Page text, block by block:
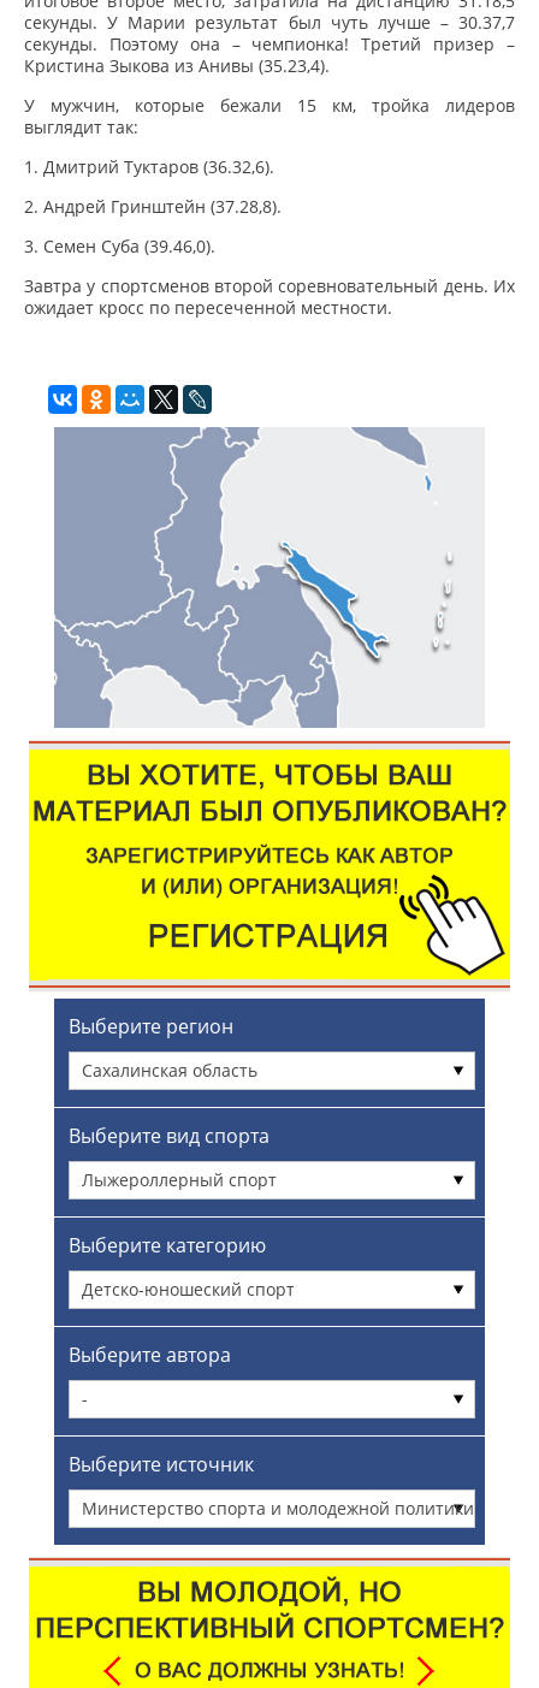
секунды. У Марии результат был чуть лучше – 30.37,7
секунды. Поэтому она – чемпионка! Третий призер –
Кристина Зыкова из Анивы (35.23,4).
У мужчин, которые бежали 15 км, тройка лидеров
выглядит так:
1. Дмитрий Туктаров (36.32,6).
2. Андрей Гринштейн (37.28,8).
3. Семен Суба (39.46,0).
Завтра у спортсменов второй соревновательный день. Их
ожидает кросс по пересеченной местности.
Выберите регион
Сахалинская область
Выберите вид спорта
Лыжероллерный спорт
Выберите категорию
Детско-юношеский спорт
Выберите автора
-
Выберите источник
Министерство спорта и молодежной политики
Сахалинской области